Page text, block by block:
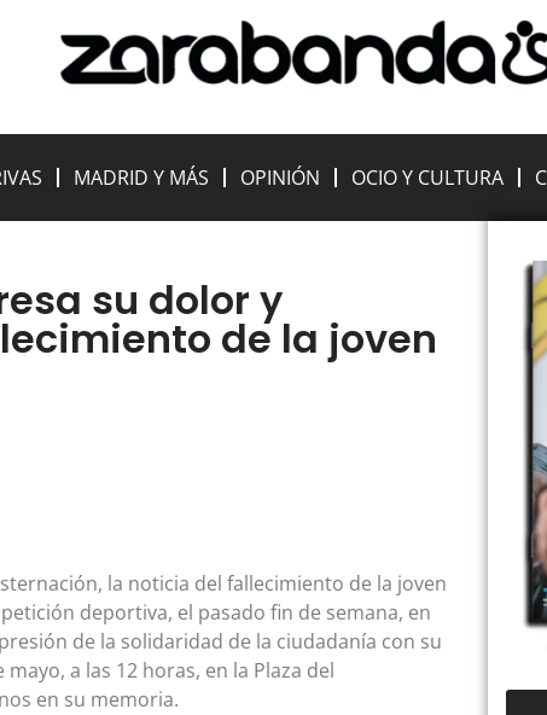
MADRID Y MÁS OPINIÓN OCIO Y CULTURA
su dolor y
de la joven
la noticia del fallecimiento de la joven
deportiva, el pasado fin de semana, en
de la solidaridad de la ciudadanía con su
a las 12 horas, en la Plaza del
en su memoria.